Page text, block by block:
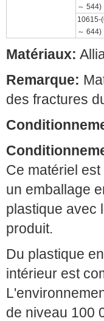
～ 544)
10615-
～ 644)
Matériaux:
Remarque:
des fractures
Ce matériel
un emballage
plastique avec
produit.
Du plastique
intérieur est
de niveau 100